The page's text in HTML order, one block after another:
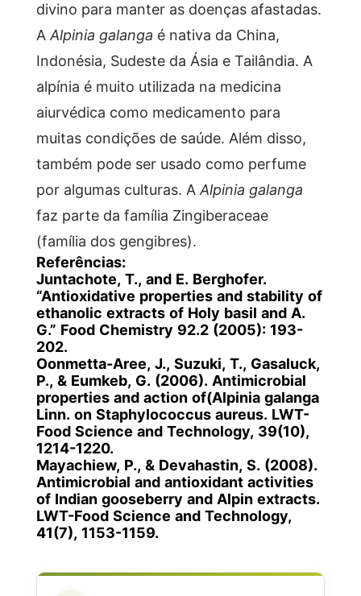
divino para manter as doenças afastadas.
AAlpinia galanga é nativa da China,
Indonésia, Sudeste da Ásia e Tailândia. A
alpínia é muito utilizada na medicina
aiurvédica como medicamento para
muitas condições de saúde. Além disso,
também pode ser usado como perfume
por algumas culturas. AAlpinia galanga
faz parte da família Zingiberaceae
(família dos gengibres).
Referências:
Juntachote, T., and E. Berghofer.
“Antioxidative properties and stability of
ethanolic extracts of Holy basil and A.
G.” Food Chemistry 92.2 (2005): 193-
202.
Oonmetta-Aree, J., Suzuki, T., Gasaluck,
P., & Eumkeb, G. (2006). Antimicrobial
properties and action of(Alpinia galanga
Linn. on Staphylococcus aureus. LWT-
Food Science and Technology, 39(10),
1214-1220.
Mayachiew, P., & Devahastin, S. (2008).
Antimicrobial and antioxidant activities
of Indian gooseberry and Alpin extracts.
LWT-Food Science and Technology,
41(7), 1153-1159.